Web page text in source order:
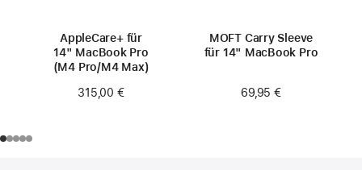
AppleCare+ für
14" MacBook Pro
(M4 Pro/M4 Max)
315,00 €
MOFT Carry Sleeve
für 14" MacBook Pro
69,95 €